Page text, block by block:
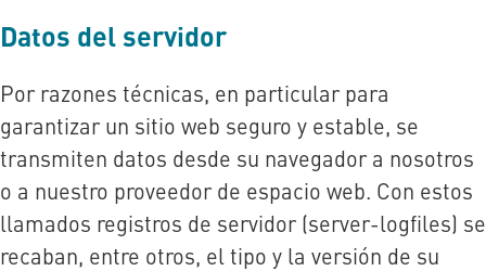
Datos del servidor
Por razones técnicas, en particular para
garantizar un sitio web seguro y estable, se
transmiten datos desde su navegador a nosotros
o a nuestro proveedor de espacio web. Con estos
llamados registros de servidor (server-logfiles) se
recaban, entre otros, el tipo y la versión de su